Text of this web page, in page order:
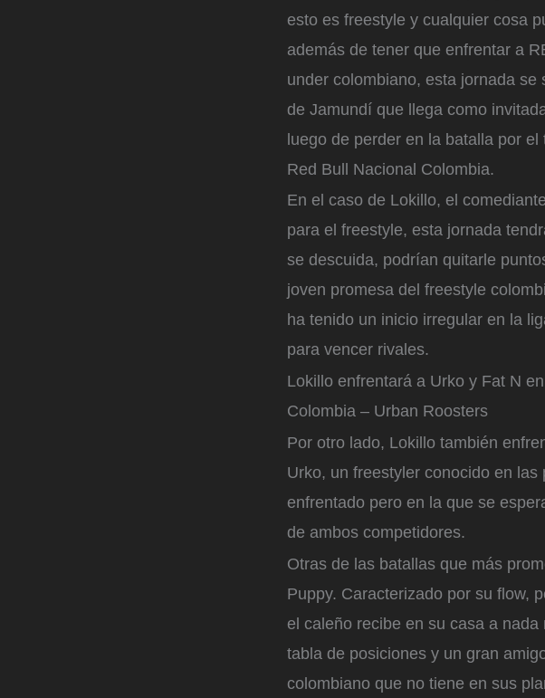
esto es freestyle y cualquier cosa
además de tener que enfrentar a
under colombiano, esta jornada
de Jamundí que llega como
luego de perder en la batalla por
Red Bull Nacional Colombia.
En el caso de Lokillo, el
para el freestyle, esta jornada
se descuida, podrían quitarle
joven promesa del freestyle
ha tenido un inicio irregular en la
para vencer rivales.
Lokillo enfrentará a Urko y Fat N
Colombia – Urban Roosters
Por otro lado, Lokillo también
Urko, un freestyler conocido en
enfrentado pero en la que se
de ambos competidores.
Otras de las batallas que más
Puppy. Caracterizado por su flow,
el caleño recibe en su casa a
tabla de posiciones y un gran
colombiano que no tiene en sus